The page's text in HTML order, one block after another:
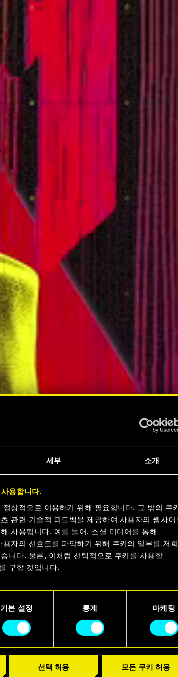
세부 소개
용합니다.
정상적으로 이용하기 위해 필요합니다. 그 밖의 쿠
관련 기술적 피드백을 제공하여 사용자의 웹사이
사용됩니다. 예를 들어, 소셜 미디어를 통해
자의 선호도를 파악하기 위해 쿠키의 일부를 저희
니다. 물론, 이처럼 선택적으로 쿠키를 사용할
구할 것입니다.
이나 관련 설정은 아래의 "Settings" 메뉴에서 확
기본 설정 통계 마케팅
선택 허용 모든 쿠키 허용